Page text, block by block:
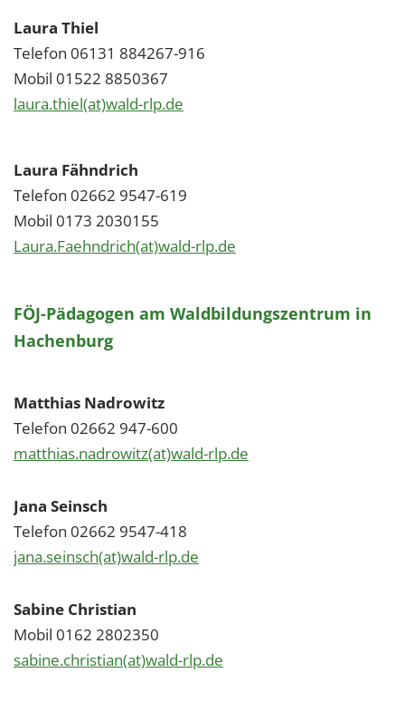
Laura Thiel
Telefon 06131 884267-916
Mobil 01522 8850367
laura.thiel(at)wald-rlp.de
Laura Fähndrich
Telefon 02662 9547-619
Mobil 0173 2030155
Laura.Faehndrich(at)wald-rlp.de
FÖJ-Pädagogen am Waldbildungszentrum in
Hachenburg
Matthias Nadrowitz
Telefon 02662 947-600
matthias.nadrowitz(at)wald-rlp.de
Jana Seinsch
Telefon 02662 9547-418
jana.seinsch(at)wald-rlp.de
Sabine Christian
Mobil 0162 2802350
sabine.christian(at)wald-rlp.de